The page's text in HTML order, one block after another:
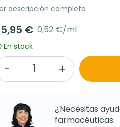
descripción completa
€ 0,52 €/ml
En stock
¿Necesitas
farmacéuticas.